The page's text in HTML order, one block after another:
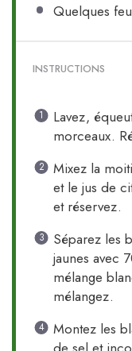
Quelques
INSTRUCTIONS
Lavez,
morceaux.
Mixez la
et le jus de
et réservez.
Séparez les
jaunes avec
mélange
mélangez.
Montez les